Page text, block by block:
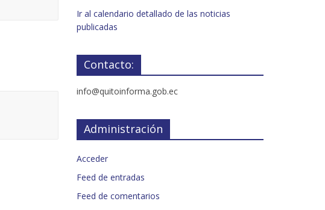
Ir al calendario detallado de las noticias
publicadas
Contacto:
info@quitoinforma.gob.ec
Administración
Acceder
Feed de entradas
Feed de comentarios